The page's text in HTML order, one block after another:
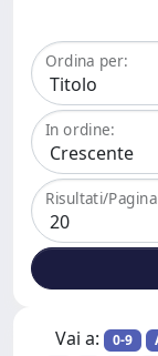
Ordina per:
In ordine:
Risultati/Pagina
Vai a: 0-9